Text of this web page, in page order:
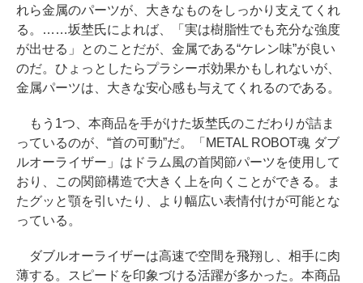
れら金属のパーツが、大きなものをしっかり支えてくれ
る。……坂埜氏によれば、「実は樹脂性でも充分な強度
が出せる」とのことだが、金属である“ケレン味”が良い
のだ。ひょっとしたらプラシーボ効果かもしれないが、
金属パーツは、大きな安心感も与えてくれるのである。
もう1つ、本商品を手がけた坂埜氏のこだわりが詰ま
っているのが、“首の可動”だ。「METAL ROBOT魂 ダブ
ルオーライザー」はドラム風の首関節パーツを使用して
おり、この関節構造で大きく上を向くことができる。ま
たグッと顎を引いたり、より幅広い表情付けが可能とな
っている。
ダブルオーライザーは高速で空間を飛翔し、相手に肉
薄する。スピードを印象づける活躍が多かった。本商品